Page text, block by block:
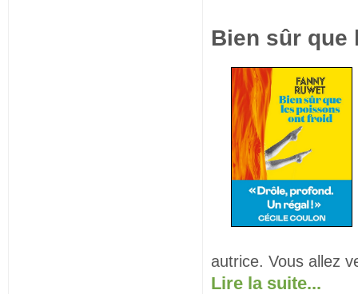
Bien sûr
autrice. Vous allez
Lire la suite...